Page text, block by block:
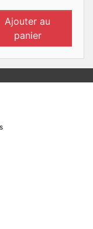
Ajouter au
panier